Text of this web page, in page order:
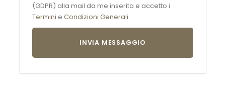
(GDPR) alla mail da me inserita e accetto i
Termini e Condizioni Generali.